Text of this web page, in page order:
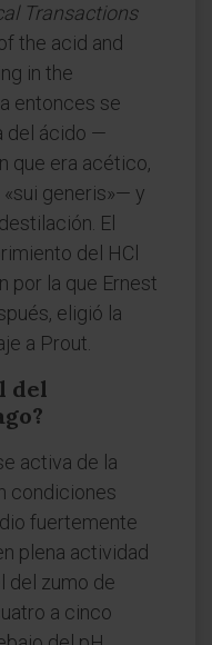
Transactions
the acid and
in the
entonces se
del ácido —
que era acético,
generis»— y
El
del HCl
por la que Ernest
eligió la
a Prout.
del
activa de la
condiciones
fuertemente
plena actividad
del zumo de
a cinco